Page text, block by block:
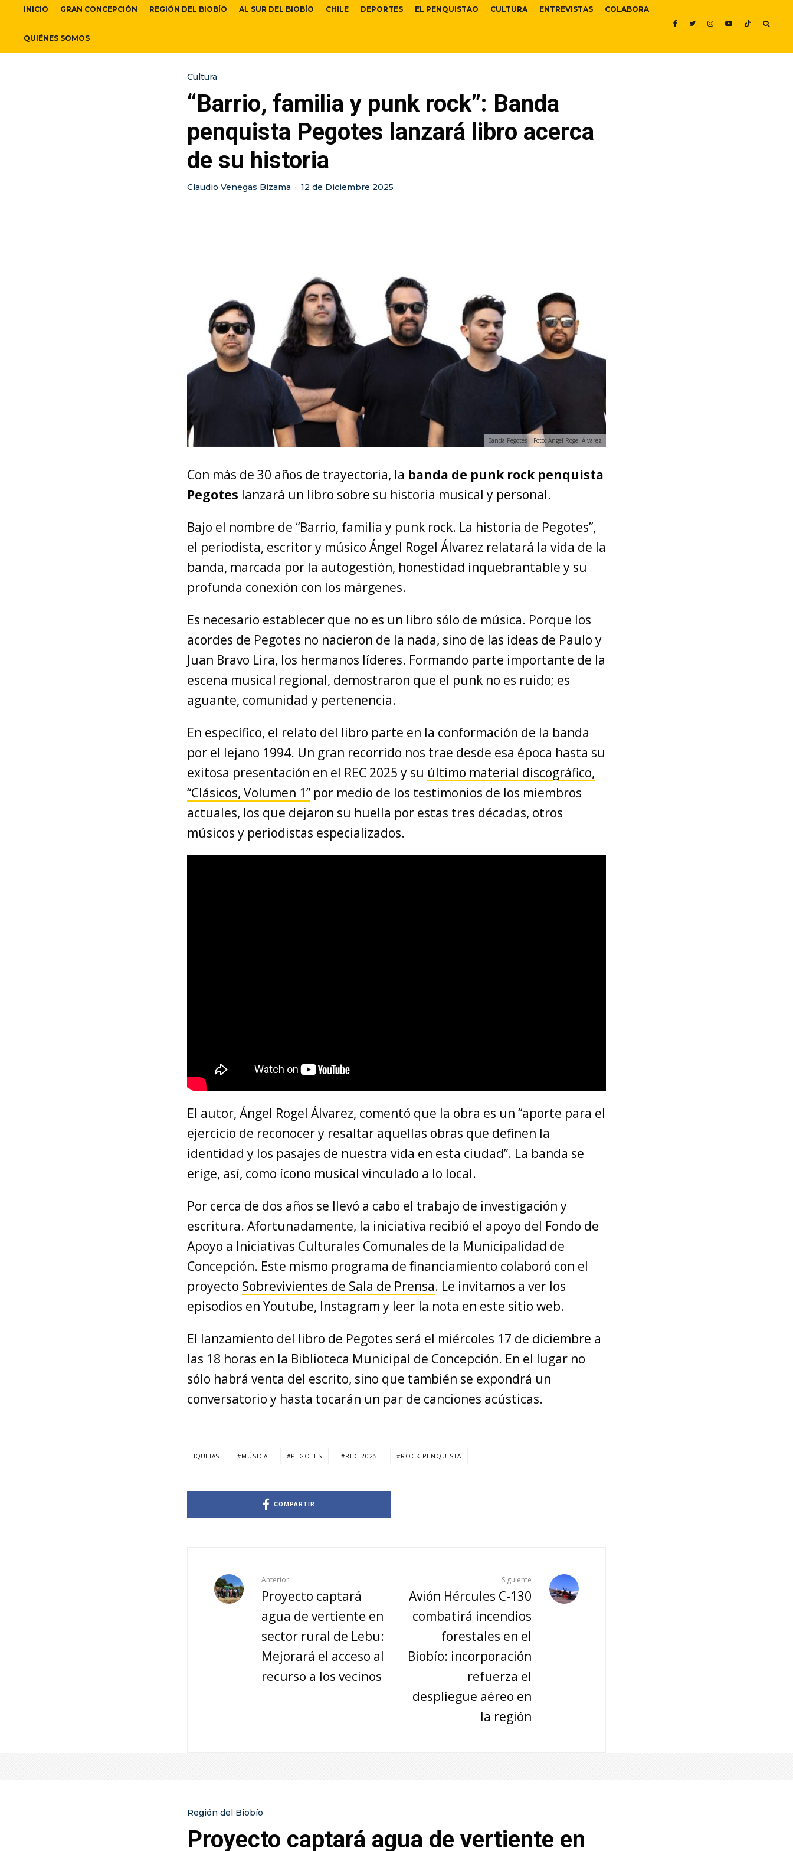
INICIO GRAN CONCEPCIÓN REGIÓN DEL BIOBÍO AL SUR DEL BIOBÍO CHILE DEPORTES EL PENQUISTAO CULTURA ENTREVISTAS COLABORA
QUIÉNES SOMOS
Cultura
“Barrio, familia y punk rock”: Banda
penquista Pegotes lanzará libro acerca
de su historia
Claudio Venegas Bizama · 12 de Diciembre 2025
Banda Pegotes | Foto: Ángel Rogel Álvarez
Con más de 30 años de trayectoria, la banda de punk rock penquista
Pegotes lanzará un libro sobre su historia musical y personal.
Bajo el nombre de “Barrio, familia y punk rock. La historia de Pegotes”,
el periodista, escritor y músico Ángel Rogel Álvarez relatará la vida de la
banda, marcada por la autogestión, honestidad inquebrantable y su
profunda conexión con los márgenes.
Es necesario establecer que no es un libro sólo de música. Porque los
acordes de Pegotes no nacieron de la nada, sino de las ideas de Paulo y
Juan Bravo Lira, los hermanos líderes. Formando parte importante de la
escena musical regional, demostraron que el punk no es ruido; es
aguante, comunidad y pertenencia.
En específico, el relato del libro parte en la conformación de la banda
por el lejano 1994. Un gran recorrido nos trae desde esa época hasta su
exitosa presentación en el REC 2025 y su último material discográfico,
“Clásicos, Volumen 1” por medio de los testimonios de los miembros
actuales, los que dejaron su huella por estas tres décadas, otros
músicos y periodistas especializados.
El autor, Ángel Rogel Álvarez, comentó que la obra es un “aporte para el
ejercicio de reconocer y resaltar aquellas obras que definen la
identidad y los pasajes de nuestra vida en esta ciudad”. La banda se
erige, así, como ícono musical vinculado a lo local.
Por cerca de dos años se llevó a cabo el trabajo de investigación y
escritura. Afortunadamente, la iniciativa recibió el apoyo del Fondo de
Apoyo a Iniciativas Culturales Comunales de la Municipalidad de
Concepción. Este mismo programa de financiamiento colaboró con el
proyecto Sobrevivientes de Sala de Prensa. Le invitamos a ver los
episodios en Youtube, Instagram y leer la nota en este sitio web.
El lanzamiento del libro de Pegotes será el miércoles 17 de diciembre a
las 18 horas en la Biblioteca Municipal de Concepción. En el lugar no
sólo habrá venta del escrito, sino que también se expondrá un
conversatorio y hasta tocarán un par de canciones acústicas.
ETIQUETAS MÚSICA PEGOTES REC 2025 ROCK PENQUISTA
COMPARTIR
Anterior
Proyecto captará
agua de vertiente en
sector rural de Lebu:
Mejorará el acceso al
recurso a los vecinos
Siguiente
Avión Hércules C-130
combatirá incendios
forestales en el
Biobío: incorporación
refuerza el
despliegue aéreo en
la región
Región del Biobío
Proyecto captará agua de vertiente en